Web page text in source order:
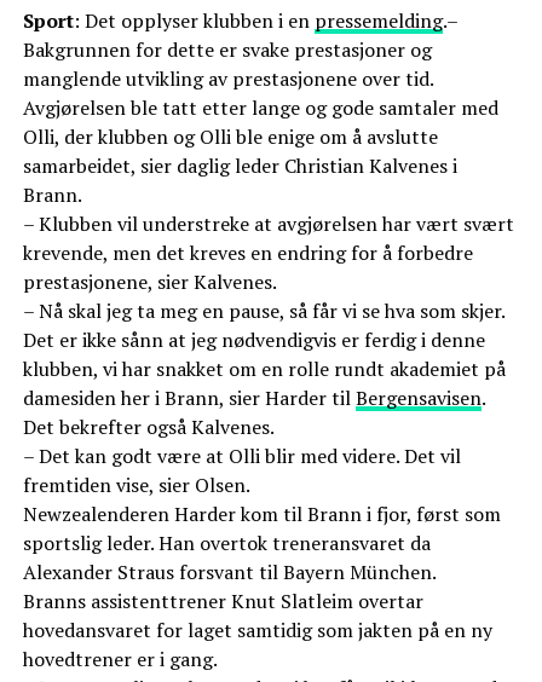
Sport: Det opplyser klubben i en pressemelding.–
Bakgrunnen for dette er svake prestasjoner og
manglende utvikling av prestasjonene over tid.
Avgjørelsen ble tatt etter lange og gode samtaler med
Olli, der klubben og Olli ble enige om å avslutte
samarbeidet, sier daglig leder Christian Kalvenes i
Brann.
– Klubben vil understreke at avgjørelsen har vært svært
krevende, men det kreves en endring for å forbedre
prestasjonene, sier Kalvenes.
– Nå skal jeg ta meg en pause, så får vi se hva som skjer.
Det er ikke sånn at jeg nødvendigvis er ferdig i denne
klubben, vi har snakket om en rolle rundt akademiet på
damesiden her i Brann, sier Harder tilBergensavisen.
Det bekrefter også Kalvenes.
– Det kan godt være at Olli blir med videre. Det vil
fremtiden vise, sier Olsen.
Newzealenderen Harder kom til Brann i fjor, først som
sportslig leder. Han overtok treneransvaret da
Alexander Straus forsvant til Bayern München.
Branns assistenttrener Knut Slatleim overtar
hovedansvaret for laget samtidig som jakten på en ny
hovedtrener er i gang.